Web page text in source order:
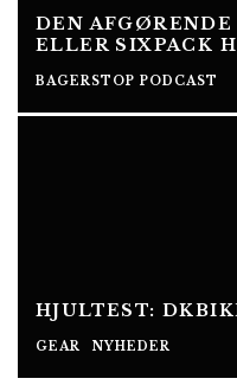
DEN
ELLER SIXPACK
BAGERSTOP PODCAST
HJULTEST:
GEAR NYHEDER